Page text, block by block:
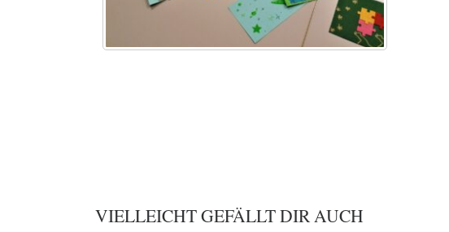
VIELLEICHT GEFÄLLT DIR AUCH